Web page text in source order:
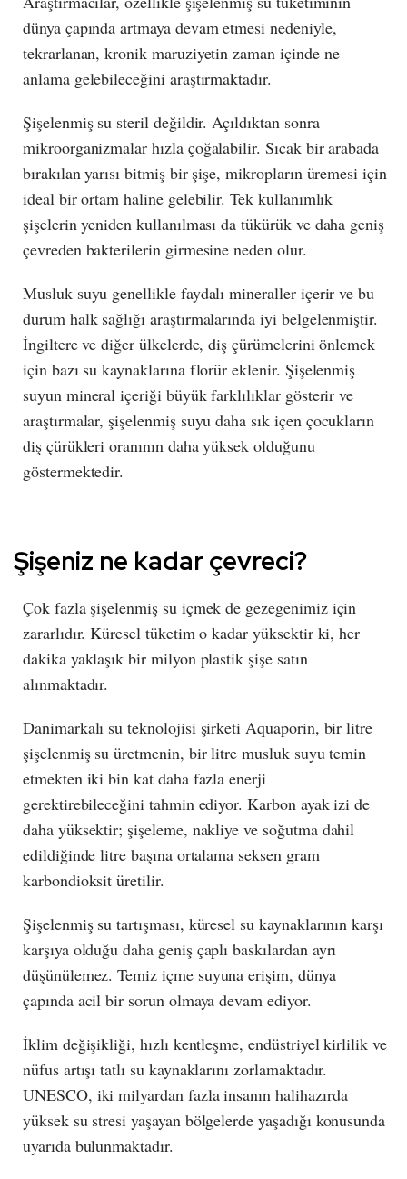
dünya çapında artmaya devam etmesi nedeniyle,
tekrarlanan, kronik maruziyetin zaman içinde ne
anlama gelebileceğini araştırmaktadır.
Şişelenmiş su steril değildir. Açıldıktan sonra
mikroorganizmalar hızla çoğalabilir. Sıcak bir arabada
bırakılan yarısı bitmiş bir şişe, mikropların üremesi için
ideal bir ortam haline gelebilir. Tek kullanımlık
şişelerin yeniden kullanılması da tükürük ve daha geniş
çevreden bakterilerin girmesine neden olur.
Musluk suyu genellikle faydalı mineraller içerir ve bu
durum halk sağlığı araştırmalarında iyi belgelenmiştir.
İngiltere ve diğer ülkelerde, diş çürümelerini önlemek
için bazı su kaynaklarına florür eklenir. Şişelenmiş
suyun mineral içeriği büyük farklılıklar gösterir ve
araştırmalar, şişelenmiş suyu daha sık içen çocukların
diş çürükleri oranının daha yüksek olduğunu
göstermektedir.
Şişeniz ne kadar çevreci?
Çok fazla şişelenmiş su içmek de gezegenimiz için
zararlıdır. Küresel tüketim o kadar yüksektir ki, her
dakika yaklaşık bir milyon plastik şişe satın
alınmaktadır.
Danimarkalı su teknolojisi şirketi Aquaporin, bir litre
şişelenmiş su üretmenin, bir litre musluk suyu temin
etmekten iki bin kat daha fazla enerji
gerektirebileceğini tahmin ediyor. Karbon ayak izi de
daha yüksektir; şişeleme, nakliye ve soğutma dahil
edildiğinde litre başına ortalama seksen gram
karbondioksit üretilir.
Şişelenmiş su tartışması, küresel su kaynaklarının karşı
karşıya olduğu daha geniş çaplı baskılardan ayrı
düşünülemez. Temiz içme suyuna erişim, dünya
çapında acil bir sorun olmaya devam ediyor.
İklim değişikliği, hızlı kentleşme, endüstriyel kirlilik ve
nüfus artışı tatlı su kaynaklarını zorlamaktadır.
UNESCO, iki milyardan fazla insanın halihazırda
yüksek su stresi yaşayan bölgelerde yaşadığı konusunda
uyarıda bulunmaktadır.